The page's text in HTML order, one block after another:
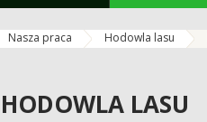
Nasza praca Hodowla lasu
HODOWLA LASU